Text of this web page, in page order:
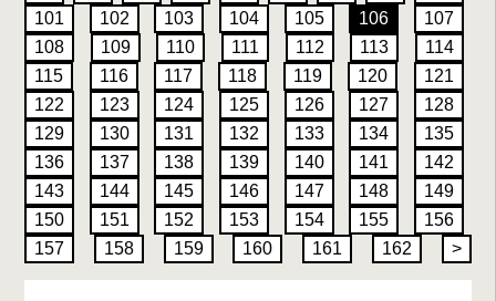
101
102 103 104 105 106
107
108
109 110 111 112 113
114
115
116 117 118 119 120
121
122
123 124 125 126 127
128
129
130 131 132 133 134
135
136
137 138 139 140 141
142
143
144 145 146 147 148
149
150
151 152 153 154 155
156
157
158 159 160 161 162 >